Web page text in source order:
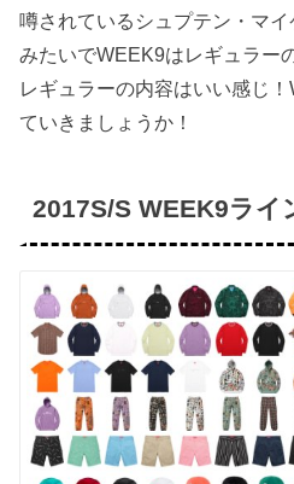
噂されている シュプテン ・ マイ
みたいでWEEK9はレギュラー
レギュラーの内容はいい感じ
ていきましょうか！
2017S/S WEEK9ライ